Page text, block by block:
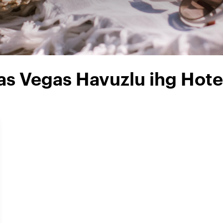
Vegas Havuzlu ihg